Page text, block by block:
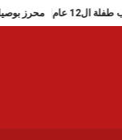
باغتصاب طفلة ال12 عام